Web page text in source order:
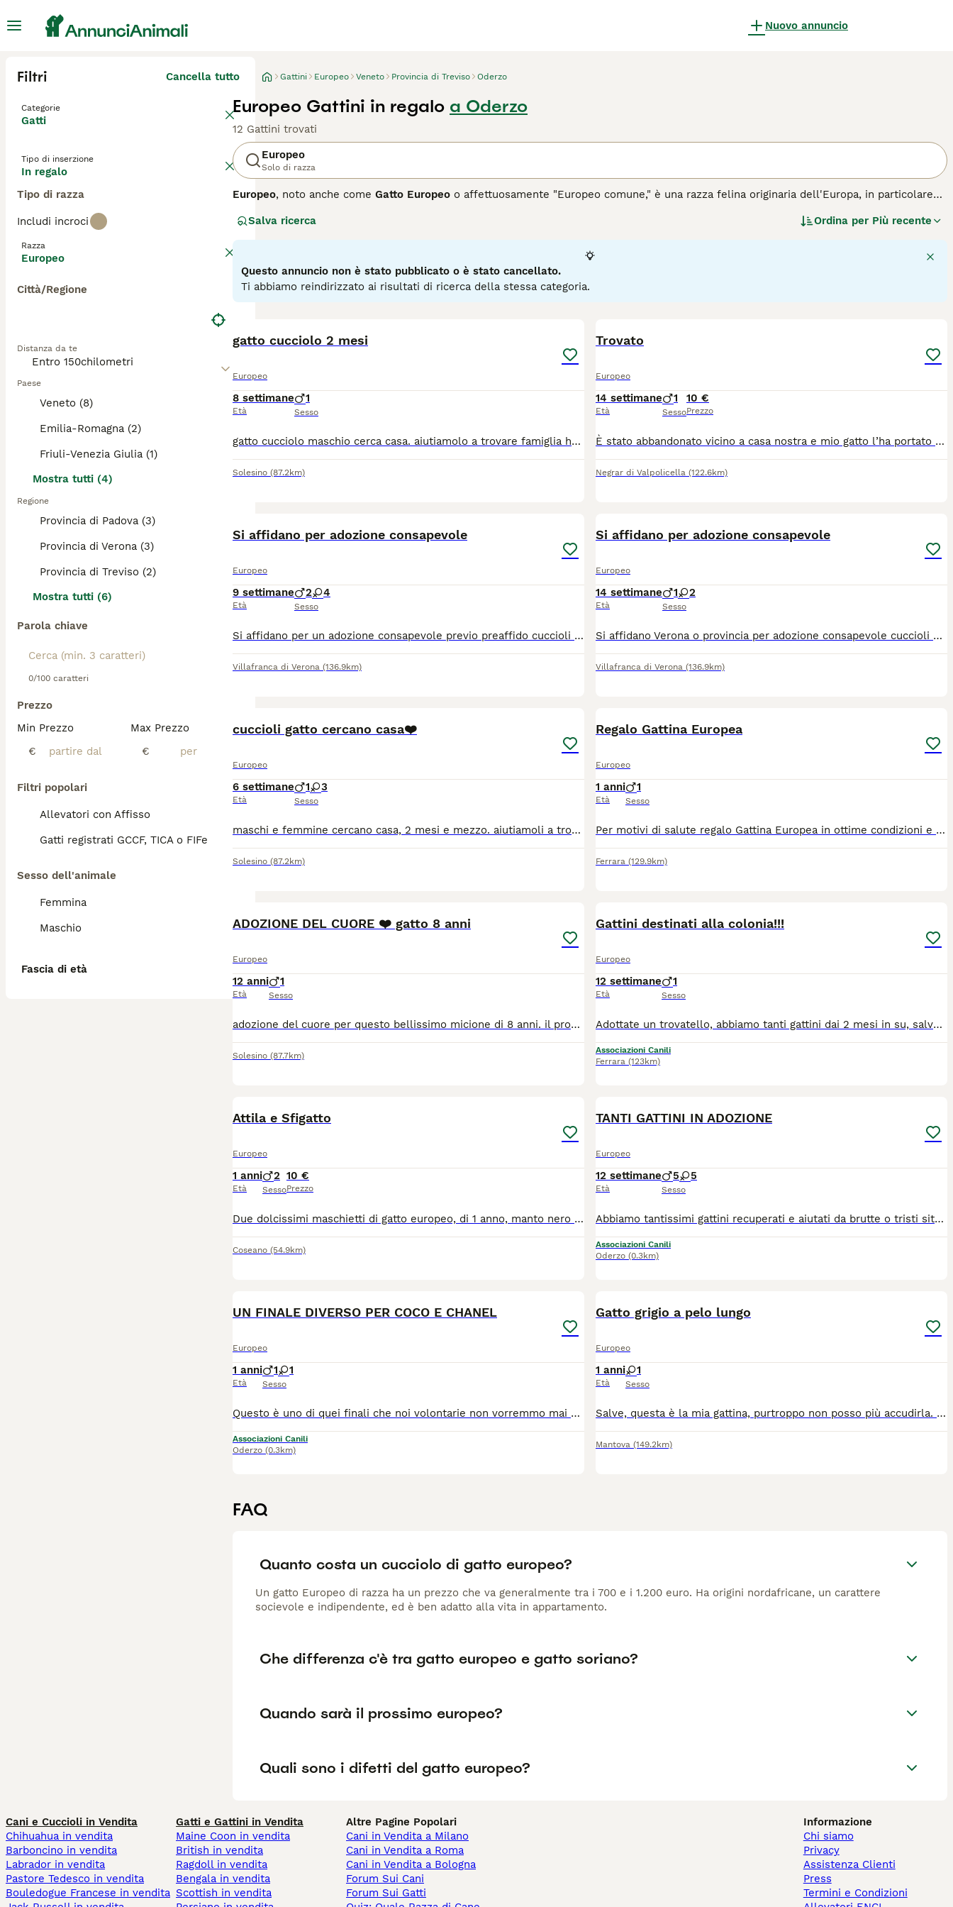
Nuovo annuncio
Filtri Cancella tutto
Categorie
Gatti
Tipo di inserzione
In regalo
Tipo di razza
Includi incroci
Razza
Europeo
Città/Regione
Distanza da te
Paese
Veneto (8)
Emilia-Romagna (2)
Friuli-Venezia Giulia (1)
Mostra tutti (4)
Regione
Provincia di Padova (3)
Provincia di Verona (3)
Provincia di Treviso (2)
Mostra tutti (6)
Parola chiave
0/100 caratteri
Prezzo
Min Prezzo
€
Max Prezzo
€
Filtri popolari
Allevatori con Affisso
Gatti registrati GCCF, TICA o FIFe
Sesso dell'animale
Femmina
Maschio
Fascia di età
Gattini Europeo Veneto Provincia di Treviso Oderzo
Europeo Gattini in regalo a Oderzo
12 Gattini trovati
Europeo
Solo di razza
Europeo, noto anche come Gatto Europeo o affettuosamente "Europeo comune," è una razza felina originaria dell'Europa, in particolare
denso, generalmente tigrato con varie tonalità di marrone e nero, e un corpo muscoloso e agile che gli conferisce grande eleganza e
è noto per la sua longevità e per richiedere cure semplici, come una dieta equilibrata e una routine di
igiene regolare, senza necessitare di attenzioni particolari complesse. Grazie alla sua natura versatile, è adatto sia a vivere in
appartamento che in ambienti con accesso all’esterno, mostrando sempre un carattere dolce ma anche vivace. Parole chiave rilevanti per
questo gatto includono "Europeo gatto caratteristiche," "gatto Europeo temperamento," e "cura gatto Europeo," tutte utili per chi desidera
Salva ricerca Ordina per Più recente
Questo annuncio non è stato pubblicato o è stato cancellato.
Ti abbiamo reindirizzato ai risultati di ricerca della stessa categoria.
gatto cucciolo 2 mesi
Europeo
8 settimane
Età
1
Sesso
gatto cucciolo maschio cerca casa. aiutiamolo a trovare famiglia ha 2 mesi e mezzo. SCRIVETEMI SU WHATSAPP
Solesino (87.2km)
Trovato
Europeo
14 settimane
Età
1
Sesso
10 €
Prezzo
È stato abbandonato vicino a casa nostra e mio gatto l’ha portato a casa e adesso cerchiamo una bella casa per lui è un gatto dolcissimo giocare che non vuole più uscire di casa vuole avere una casa una famiglia tutta sua. Regalo anche se devo per forza mettere un prezzo
Negrar di Valpolicella (122.6km)
Si affidano per adozione consapevole
Europeo
9 settimane
Età
2 4
Sesso
Si affidano per un adozione consapevole previo preaffido cuccioli di 3 mesi a Verona e provincia o limitrofi Spulciati sverminati Si chiede un messaggio con breve presentazione indicando dove abiti e se hai altri animali
Villafranca di Verona (136.9km)
Si affidano per adozione consapevole
Europeo
14 settimane
Età
1 2
Sesso
Si affidano Verona o provincia per adozione consapevole cuccioli di 3 mesi sverminati Spulciati previo preaffido Si chiede un messaggio con una breve presentazione, città di residenza, se si hanno altri animali Chiara 39 329 096 7693
Villafranca di Verona (136.9km)
cuccioli gatto cercano casa❤️
Europeo
6 settimane
Età
1 3
Sesso
maschi e femmine cercano casa, 2 mesi e mezzo. aiutiamoli a trovare una famiglia per la vita❤️ SCRIVETEMI SU WHATSAPP O CHIAMATE
Solesino (87.2km)
Regalo Gattina Europea
Europeo
1 anni
Età
1
Sesso
Per motivi di salute regalo Gattina Europea in ottime condizioni e regolarmente vaccinata e controllata. È molto dolce e di compagnia.
Ferrara (129.9km)
ADOZIONE DEL CUORE ❤️ gatto 8 anni
Europeo
12 anni
Età
1
Sesso
adozione del cuore per questo bellissimo micione di 8 anni. il proprietario è morto e il gatto è rimasto in strada tra randagi che lo picchiano. ora è a casa della nostra volontaria. è testato FIV negativo e aspetta una famiglia che lo ami per sempre🫶🏻 WHATSAPP O CHIAMATE, NON LEGGO MESSAGGI SU ANNUNCI ANIMALI. grazie!
Solesino (87.7km)
Gattini destinati alla colonia!!!
Europeo
12 settimane
Età
1
Sesso
Adottate un trovatello, abbiamo tanti gattini dai 2 mesi in su, salvati dalla strada ma destinati a tornarci se non troveranno famiglia. Se volete adottare chiamate al **340**578.38*96. tutti i gattini arrivano tramite staffetta in zona Bologna e vengono affidati esclusivamente in appartamenti sicuri: richieste finestre e balconi con protezioni. No se vengono fatti uscire.
Associazioni Canili
Ferrara (123km)
Attila e Sfigatto
Europeo
1 anni
Età
2
Sesso
10 €
Prezzo
Due dolcissimi maschietti di gatto europeo, di 1 anno, manto nero a pelo battuto (Attila) e nero a pelo lungo (Sfigatto). Abituati a vivere in casa, ancora da sterilizzare. Cercano una famiglia che li accolga, preferibilmente insieme. Unici due a non essere adottati nella stessa cucciolata causa manto nero. Sono splendidi. Purtroppo, non son in grado di prendermene cura ancora. Adozione gratuita.
Coseano (54.9km)
TANTI GATTINI IN ADOZIONE
Europeo
12 settimane
Età
5 5
Sesso
Abbiamo tantissimi gattini recuperati e aiutati da brutte o tristi situazioni. Ce ne sono per tutti i gusti, simpaticissimi, soffici e giocherelloni! Abituati in casa e alla lettiera, adatti a famiglie e ad inserimento con qualsiasi altro tipo di essere vivente! Si affidano a due mesi di età, spulciati, sverminati e microchippati. Per quasi tutti, se presenti al momento del recupero, le mamme gatte sono state sterilizzate e testate FIV Felv. ..cosa chiedere di più? Se loro non trovano adozione, non riusciamo ad aiutare i prossimi. Per favore aiutateci a condividerli! Grazie di cuore. Richiesta sterilizzazione a sei mesi per le femminucce e otto mesi per i maschietti.
Associazioni Canili
Oderzo (0.3km)
UN FINALE DIVERSO PER COCO E CHANEL
Europeo
1 anni
Età
1 1
Sesso
Questo è uno di quei finali che noi volontarie non vorremmo mai venisse scritto per i nostri pelosetti, però purtroppo a volte è inevitabile. Per gravi problemi di salute, i nostri due amatissimi ex ospiti Coco e Chanel, devono lasciare la famiglia dove attualmente vivono. Coco: maschietto bianco arancio un anno e 10 mesi, un coccolone e curiosone esagerato, adora la compagnia, va d’accordo con tutti anche gatti e cani. Chanel: femmina un anno e 8 mesi, micia veramente molto tranquilla, le piace accoccolarsi in un posticino che le aggrada e pisolare serena. All’inizio un po’timida con gli sconosciuti ma quando prende confidenza si lascia andare ed è super coccolona anche lei. Abituati a vivere in appartamento, entrambi sono sempre stati seguiti con regolari controlli in clinica privata, spulciati, sverminati, sterilizzati e hanno libretto sanitario. Favolosi mici adatti a persone che cercano una compagnia pelosa che non sia troppo esuberante o distruttiva per la casa! Si affidano insieme o anche separati. Aiutateci a scrivere per loro un finale diverso!
Associazioni Canili
Oderzo (0.3km)
Gatto grigio a pelo lungo
Europeo
1 anni
Età
1
Sesso
Salve, questa è la mia gattina, purtroppo non posso più accudirla. Sto cercando una nuova casa e una famiglia che se ne prenda cura e che le voglia bene.
Mantova (149.2km)
FAQ
Quanto costa un cucciolo di gatto europeo?
Un gatto Europeo di razza ha un prezzo che va generalmente tra i 700 e i 1.200 euro. Ha origini nordafricane, un carattere
socievole e indipendente, ed è ben adatto alla vita in appartamento.
Che differenza c'è tra gatto europeo e gatto soriano?
Quando sarà il prossimo europeo?
Quali sono i difetti del gatto europeo?
Cani e Cuccioli in Vendita
Chihuahua in vendita
Barboncino in vendita
Labrador in vendita
Pastore Tedesco in vendita
Bouledogue Francese in vendita
Gatti e Gattini in Vendita
Maine Coon in vendita
British in vendita
Ragdoll in vendita
Bengala in vendita
Scottish in vendita
Altre Pagine Popolari
Cani in Vendita a Milano
Cani in Vendita a Roma
Cani in Vendita a Bologna
Forum Sui Cani
Forum Sui Gatti
Informazione
Chi siamo
Privacy
Assistenza Clienti
Press
Termini e Condizioni